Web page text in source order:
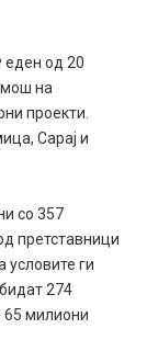
еден од 20
на
проекти.
Сарај и
со 357
претставници
ги
274
65 милиони